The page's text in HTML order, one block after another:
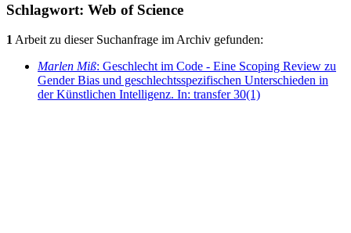
Schlagwort: Web of Science
1Arbeit zu dieser Suchanfrage im Archiv gefunden:
Marlen Miß: Geschlecht im Code - Eine Scoping Review zu
Gender Bias und geschlechtsspezifischen Unterschieden in
der Künstlichen Intelligenz. In: transfer 30(1)